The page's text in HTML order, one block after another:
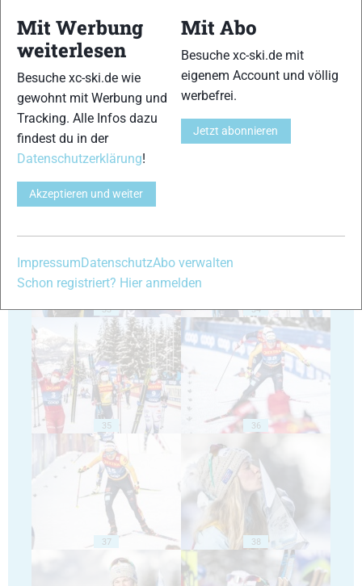
29 30
31
33 34
35 36
37 38
Mit Werbung
weiterlesen
Besuche xc-ski.de wie
gewohnt mit Werbung und
Tracking. Alle Infos dazu
findest du in der
Datenschutzerklärung!
Akzeptieren und weiter
Mit Abo
Besuche xc-ski.de mit
eigenem Account und völlig
werbefrei.
Jetzt abonnieren
ImpressumDatenschutzAbo verwalten
Schon registriert? Hier anmelden